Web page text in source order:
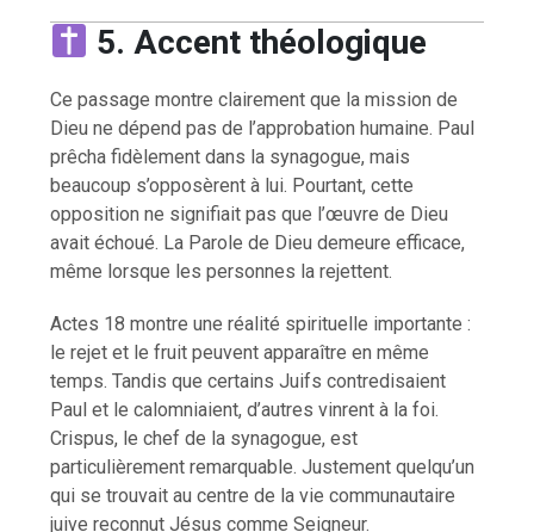
5. Accent théologique
Ce passage montre clairement que la mission de
Dieu ne dépend pas de l’approbation humaine. Paul
prêcha fidèlement dans la synagogue, mais
beaucoup s’opposèrent à lui. Pourtant, cette
opposition ne signifiait pas que l’œuvre de Dieu
avait échoué. La Parole de Dieu demeure efficace,
même lorsque les personnes la rejettent.
Actes 18 montre une réalité spirituelle importante :
le rejet et le fruit peuvent apparaître en même
temps. Tandis que certains Juifs contredisaient
Paul et le calomniaient, d’autres vinrent à la foi.
Crispus, le chef de la synagogue, est
particulièrement remarquable. Justement quelqu’un
qui se trouvait au centre de la vie communautaire
juive reconnut Jésus comme Seigneur.